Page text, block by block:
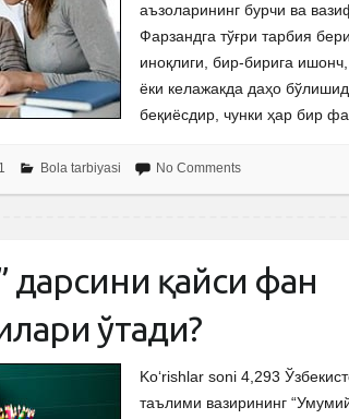
аъзоларининг бурчи ва
Фарзандга тўғри тарбия
иноқлиги, бир-бирига
ёки келажакда даҳо
беқиёсдир, чунки ҳар бир
Bola tarbiyasi No Comments
дарсини қайси фан
ўтади?
Ko‘rishlar soni 4,293
таълими вазирининг